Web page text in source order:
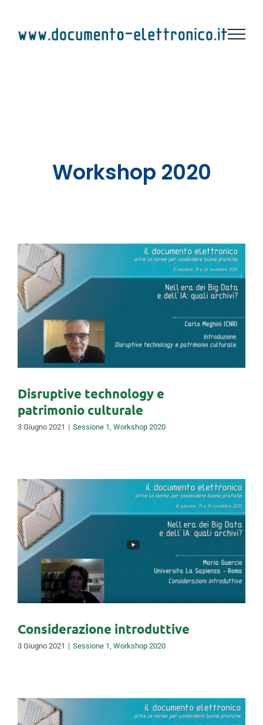
contenuto
Workshop 2020
patrimonio culturale
Disruptive technology e
patrimonio culturale
3 Giugno 2021 | Sessione 1 Workshop 2020
Considerazione introduttive
Considerazione introduttive
3 Giugno 2021 | Sessione 1 Workshop 2020